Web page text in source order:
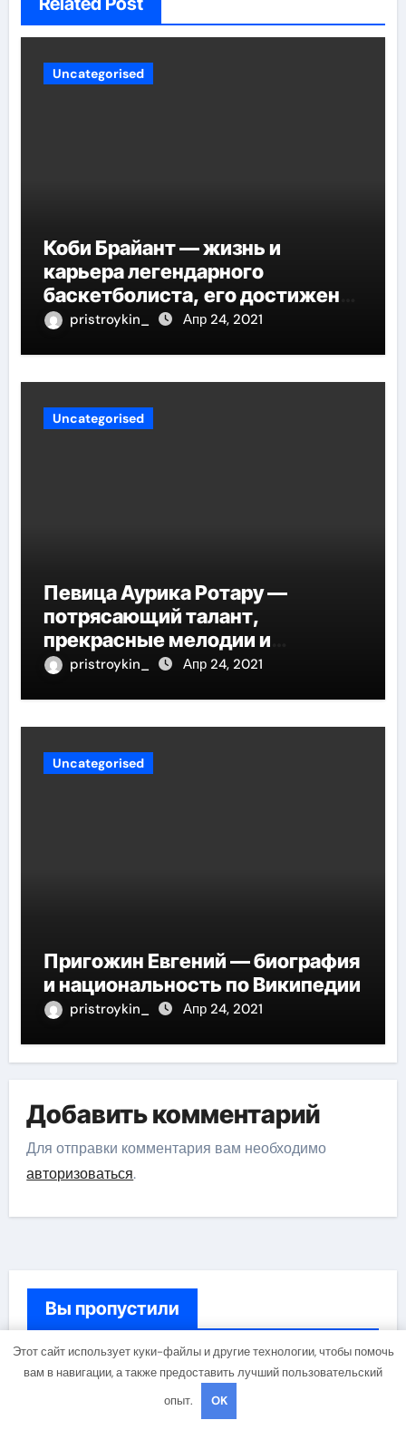
Uncategorised
Коби Брайант — жизнь и
карьера легендарного
баскетболиста, его достижения
и наследие
pristroykin_ Апр 24, 2021
Uncategorised
Певица Аурика Ротару —
потрясающий талант,
прекрасные мелодии и
интересные моменты из её
pristroykin_ Апр 24, 2021
Uncategorised
Пригожин Евгений — биография
и национальность по Википедии
pristroykin_ Апр 24, 2021
Добавить комментарий
Для отправки комментария вам необходимо
авторизоваться.
Вы пропустили
Гараж и авто
Этот сайт использует куки-файлы и другие технологии, чтобы помочь
вам в навигации, а также предоставить лучший пользовательский
опыт.
OK